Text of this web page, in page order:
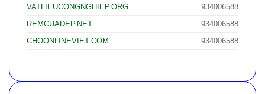
VATLIEUCONGNGHIEP.ORG
934006588
REMCUADEP.NET
934006588
CHOONLINEVIET.COM
934006588